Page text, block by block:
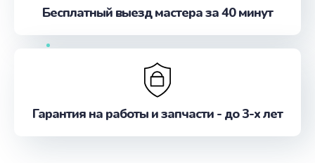
Бесплатный выезд мастера за 40 минут
Гарантия на работы и запчасти - до 3-х лет